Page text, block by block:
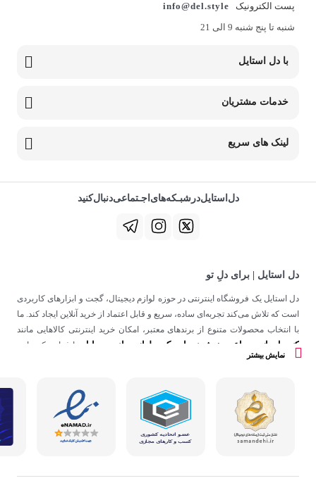
پست الکترونیک
info@del.style
شنبه تا پنج شنبه 9 الی 21
با دل استایل
خدمات مشتریان
لینک های سریع
دل‌استایل‌در‌‌شبـکه‌های‌اجـتماعی‌دنبال‌کنید
دل استایل | برای دلِ تو
دل استایل یک فروشگاه اینترنتی در حوزه لوازم دیجیتال، گجت و ابزارهای کاربردی
است که تلاش می‌کند تجربه‌ای ساده، سریع و قابل اعتماد از خرید آنلاین ایجاد کند. ما
با انتخاب محصولات متنوع از برندهای معتبر، امکان خرید اینترنتی کالاهایی مانند
کنسول بازی ساعت هوشمند اسپیکر ولوازم جانبی موبایل
را فراهم کرده‌ایم.
در دل استایل، تمرکز ما فقط روی فروش نیست؛ هدف ساختن تجربه‌ای است که
نمایش بیشتر